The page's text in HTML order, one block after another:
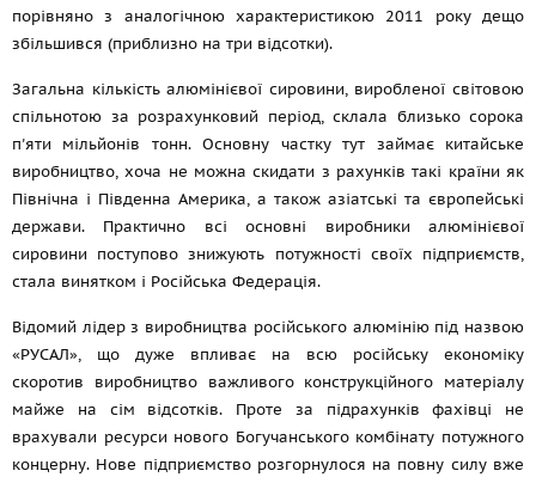
порівняно з аналогічною характеристикою 2011 року дещо
збільшився (приблизно на три відсотки).
Загальна кількість алюмінієвої сировини, виробленої світовою
спільнотою за розрахунковий період, склала близько сорока
п'яти мільйонів тонн. Основну частку тут займає китайське
виробництво, хоча не можна скидати з рахунків такі країни як
Північна і Південна Америка, а також азіатські та європейські
держави. Практично всі основні виробники алюмінієвої
сировини поступово знижують потужності своїх підприємств,
стала винятком і Російська Федерація.
Відомий лідер з виробництва російського алюмінію під назвою
«РУСАЛ», що дуже впливає на всю російську економіку
скоротив виробництво важливого конструкційного матеріалу
майже на сім відсотків. Проте за підрахунків фахівці не
врахували ресурси нового Богучанського комбінату потужного
концерну. Нове підприємство розгорнулося на повну силу вже